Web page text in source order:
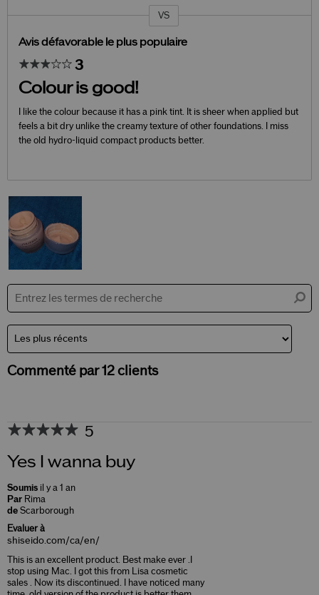
projecteur
critiques
VS
Avis défavorable le plus populaire
3
Colour is good!
I like the colour because it has a pink tint. It is sheer when applied but
feels a bit dry unlike the creamy texture of other foundations. I miss
the old hydro-liquid compact products better.
Commenté par 12 clients
5
Yes I wanna buy
Soumis il y a 1 an
Par Rima
de Scarborough
Evaluer à
shiseido.com/ca/en/
This is an excellent product. Best make ever .I
stop using Mac. I got this from Lisa cosmetic
sales . Now its discontinued. I have noticed many